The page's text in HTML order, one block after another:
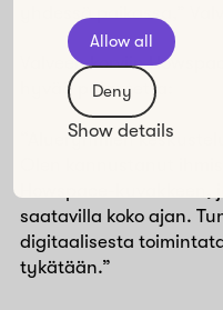
Allow all
Deny
Show details
yhdessä paikassa,”
Valveen korviin
hyvää palautetta:
“Alueryhmien
saatavilla koko ajan.
digitaalisesta
tykätään.”